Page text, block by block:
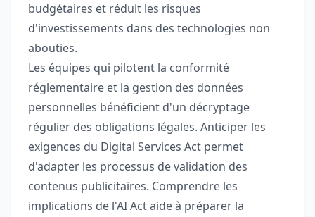
budgétaires et réduit les risques
d'investissements dans des technologies non
abouties.
Les équipes qui pilotent la conformité
réglementaire et la gestion des données
personnelles bénéficient d'un décryptage
régulier des obligations légales. Anticiper les
exigences du Digital Services Act permet
d'adapter les processus de validation des
contenus publicitaires. Comprendre les
implications de l'AI Act aide à préparer la